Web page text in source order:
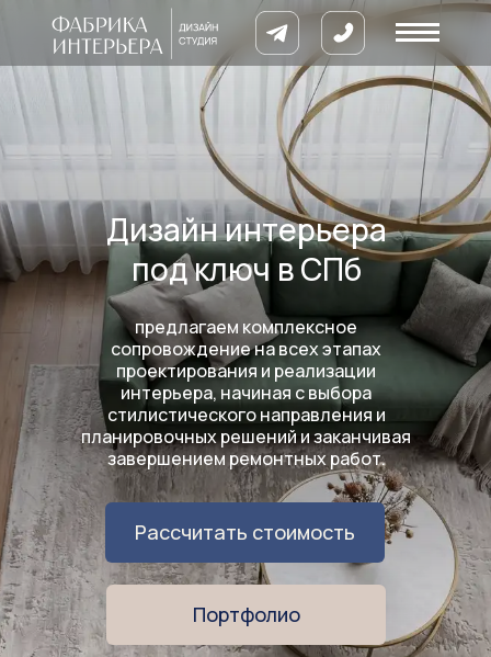
8 900 633
Дизайн интерьера
под ключ в СПб
предлагаем комплексное
сопровождение на всех этапах
проектирования и реализации
интерьера, начиная с выбора
стилистического направления и
планировочных решений и заканчивая
завершением ремонтных работ.
Рассчитать стоимость
Портфолио